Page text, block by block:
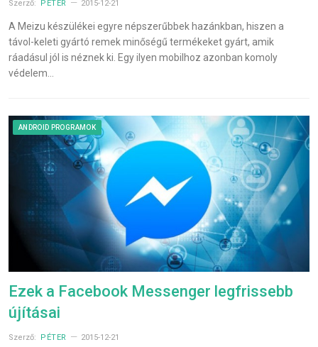
Szerző: PÉTER 2015-12-21
A Meizu készülékei egyre népszerűbbek hazánkban, hiszen a
távol-keleti gyártó remek minőségű termékeket gyárt, amik
ráadásul jól is néznek ki. Egy ilyen mobilhoz azonban komoly
védelem…
ANDROID PROGRAMOK
Ezek a Facebook Messenger legfrissebb
újításai
Szerző: PÉTER 2015-12-21